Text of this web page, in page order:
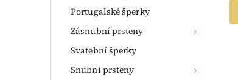
Portugalské šperky
Zásnubní prsteny
Svatební šperky
Snubní prsteny